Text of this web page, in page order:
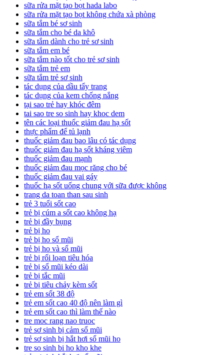
sữa rửa mặt tạo bọt hada labo
sữa rửa mặt tạo bọt không chứa xà phòng
sữa tắm bé sơ sinh
sữa tắm cho bé da khô
sữa tắm dành cho trẻ sơ sinh
sữa tắm em bé
sữa tắm nào tốt cho trẻ sơ sinh
sữa tắm trẻ em
sữa tắm trẻ sơ sinh
tác dụng của dầu tẩy trang
tác dụng của kem chống nắng
tại sao trẻ hay khóc đêm
tai sao tre so sinh hay khoc dem
tên các loại thuốc giảm đau hạ sốt
thực phẩm để tủ lạnh
thuốc giảm đau bao lâu có tác dụng
thuốc giảm đau hạ sốt kháng viêm
thuốc giảm đau mạnh
thuốc giảm đau mọc răng cho bé
thuốc giảm đau vai gáy
thuốc hạ sốt uống chung với sữa được không
trang da toan than sau sinh
trẻ 3 tuổi sốt cao
trẻ bị cúm a sốt cao không hạ
trẻ bị đầy bụng
trẻ bị ho
trẻ bị ho sổ mũi
trẻ bị ho và sổ mũi
trẻ bị rối loạn tiêu hóa
trẻ bị sổ mũi kéo dài
trẻ bị tắc mũi
trẻ bị tiêu chảy kèm sốt
trẻ em sốt 38 độ
trẻ em sốt cao 40 độ nên làm gì
trẻ em sốt cao thì làm thế nào
tre moc rang nao truoc
trẻ sơ sinh bị cảm sổ mũi
trẻ sơ sinh bị hắt hơi sổ mũi ho
tre so sinh bi ho kho khe